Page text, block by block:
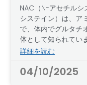
NAC（N-アセチル
システイン）は、ア
で、体内でグルタチ
体として知られてい
詳細を読む
04/10/2025